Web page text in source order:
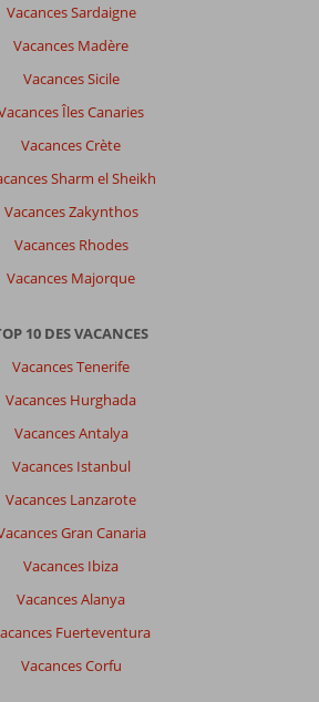
Vacances Sardaigne
Vacances Madère
Vacances Sicile
Îles Canaries
Vacances Crète
Sharm el Sheikh
Vacances Zakynthos
Vacances Rhodes
Vacances Majorque
10 DES VACANCES
Vacances Tenerife
Vacances Hurghada
Vacances Antalya
Vacances Istanbul
Vacances Lanzarote
Gran Canaria
Vacances Ibiza
Vacances Alanya
Fuerteventura
Vacances Corfu